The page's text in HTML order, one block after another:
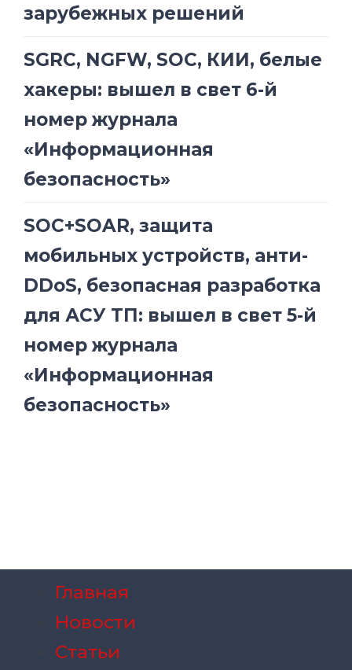
зарубежных решений
SGRC, NGFW, SOC, КИИ, белые
хакеры: вышел в свет 6-й
номер журнала
«Информационная
безопасность»
SOC+SOAR, защита
мобильных устройств, анти-
DDoS, безопасная разработка
для АСУ ТП: вышел в свет 5-й
номер журнала
«Информационная
безопасность»
Главная
Новости
Статьи